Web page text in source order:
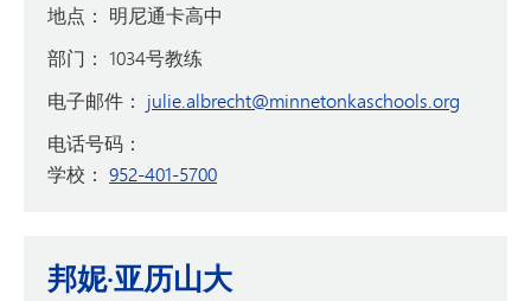
地点： 明尼通卡高中
部门： 1034号教练
电子邮件： julie.albrecht@minnetonkaschools.org
电话号码：
学校： 952-401-5700
邦妮·亚历山大